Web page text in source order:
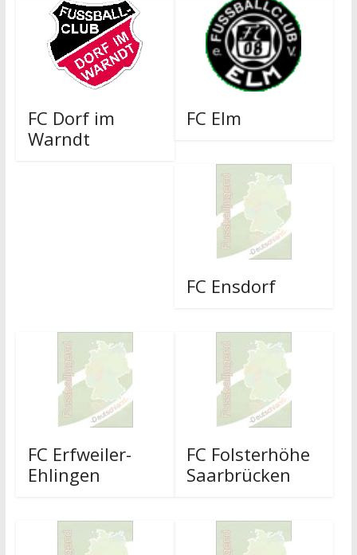
FC Dorf im
Warndt
FC Elm
FC Ensdorf
FC Erfweiler-
Ehlingen
FC Folsterhöhe
Saarbrücken